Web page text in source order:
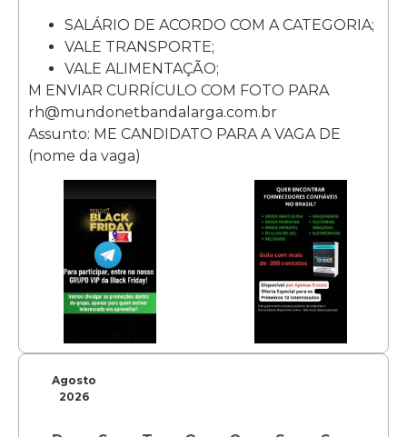
SALÁRIO DE ACORDO COM A CATEGORIA;
VALE TRANSPORTE;
VALE ALIMENTAÇÃO;
M ENVIAR CURRÍCULO COM FOTO PARA
rh@mundonetbandalarga.com.br
Assunto: ME CANDIDATO PARA A VAGA DE
(nome da vaga)
Agosto
2026